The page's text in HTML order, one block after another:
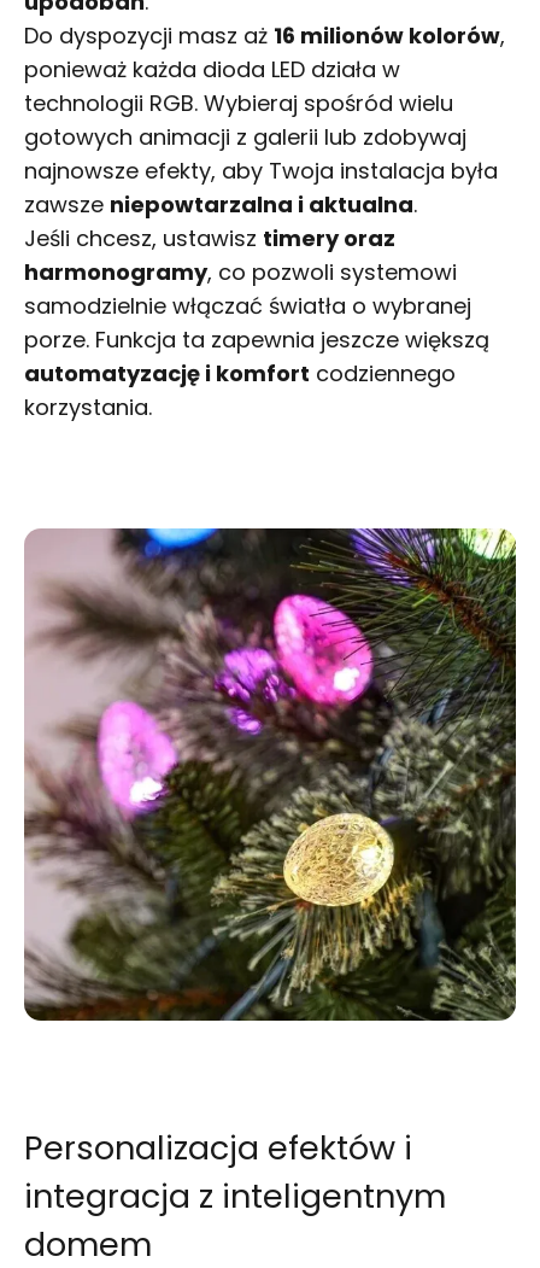
Do dyspozycji masz aż 16 milionów kolorów,
ponieważ każda dioda LED działa w
technologii RGB. Wybieraj spośród wielu
gotowych animacji z galerii lub zdobywaj
najnowsze efekty, aby Twoja instalacja była
zawsze niepowtarzalna i aktualna.
Jeśli chcesz, ustawisz timery oraz
harmonogramy, co pozwoli systemowi
samodzielnie włączać światła o wybranej
porze. Funkcja ta zapewnia jeszcze większą
automatyzację i komfort codziennego
korzystania.
Personalizacja efektów i
integracja z inteligentnym
domem